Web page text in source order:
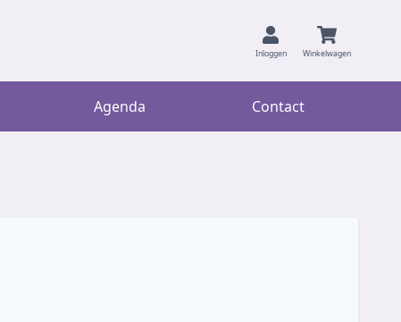
Inloggen Winkelwagen
Agenda Contact